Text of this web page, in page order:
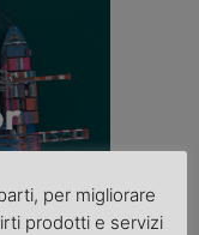
per migliorare
prodotti e servizi